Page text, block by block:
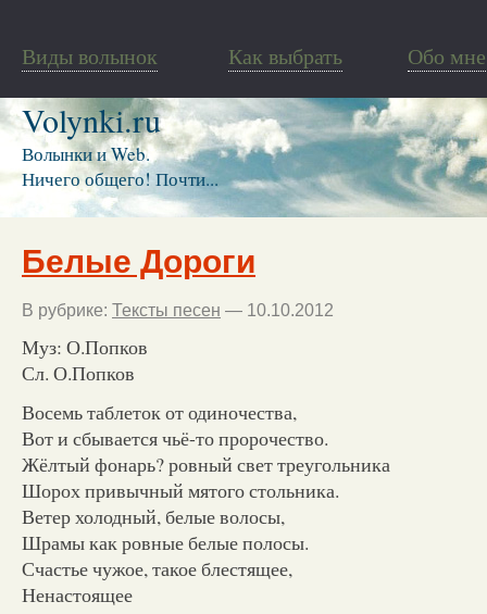
Виды волынок Как выбрать Обо мне
Volynki.ru
Волынки и Web.
Ничего общего! Почти...
Белые Дороги
В рубрике: Тексты песен — 10.10.2012
Муз: О.Попков
Сл. О.Попков
Восемь таблеток от одиночества,
Вот и сбывается чьё-то пророчество.
Жёлтый фонарь? ровный свет треугольника
Шорох привычный мятого стольника.
Ветер холодный, белые волосы,
Шрамы как ровные белые полосы.
Счастье чужое, такое блестящее,
Ненастоящее